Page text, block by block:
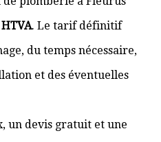
HTVA. Le tarif définitif
du temps nécessaire,
et des éventuelles
un devis gratuit et une